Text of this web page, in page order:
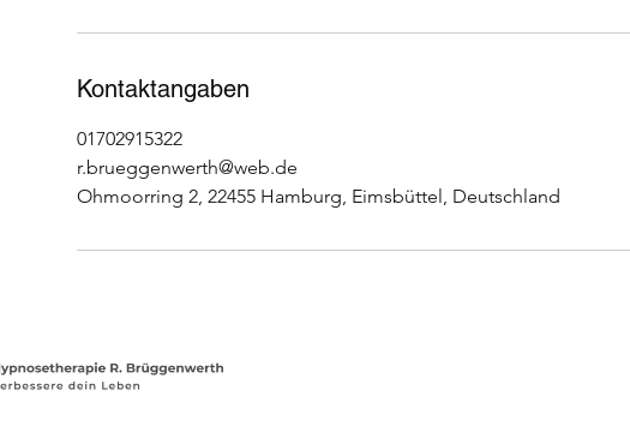
Kontaktangaben
01702915322
r.brueggenwerth@web.de
Ohmoorring 2, 22455 Hamburg, Eimsbüttel, Deutschland